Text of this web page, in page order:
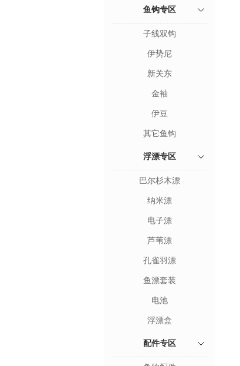
鱼钩专区
子线双钩
伊势尼
新关东
金袖
伊豆
其它鱼钩
浮漂专区
巴尔杉木漂
纳米漂
电子漂
芦苇漂
孔雀羽漂
鱼漂套装
电池
浮漂盒
配件专区